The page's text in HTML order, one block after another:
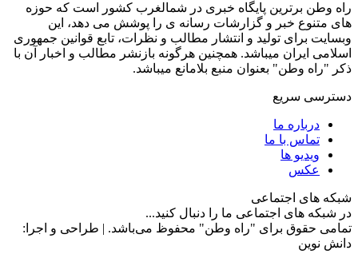
راه وطن برترین پایگاه خبری در شمالغرب کشور است که حوزه
های متنوع خبر و گزارشات رسانه ی را پوشش می دهد، این
وبسایت برای تولید و انتشار مطالب و نظرات، تابع قوانین جمهوری
اسلامی ایران میباشد. همچنین هرگونه بازنشر مطالب و اخبار آن با
ذکر "راه وطن" بعنوان منبع بلامانع میباشد.
دسترسی سریع
درباره ما
تماس با ما
ویدیو ها
عکس
شبکه های اجتماعی
در شبکه های اجتماعی ما را دنبال کنید...
تمامی حقوق برای "راه وطن" محفوظ می‌باشد. | طراحی و اجرا:
دانش نوین